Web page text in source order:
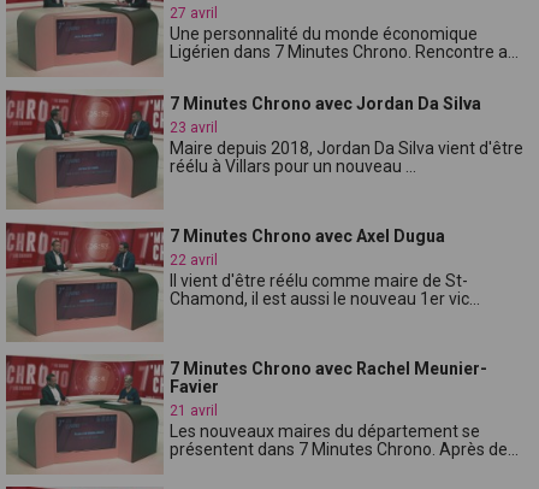
27 avril
Une personnalité du monde économique
Ligérien dans 7 Minutes Chrono. Rencontre a...
7 Minutes Chrono avec Jordan Da Silva
23 avril
Maire depuis 2018, Jordan Da Silva vient d'être
réélu à Villars pour un nouveau ...
7 Minutes Chrono avec Axel Dugua
22 avril
Il vient d'être réélu comme maire de St-
Chamond, il est aussi le nouveau 1er vic...
7 Minutes Chrono avec Rachel Meunier-
Favier
21 avril
Les nouveaux maires du département se
présentent dans 7 Minutes Chrono. Après de...